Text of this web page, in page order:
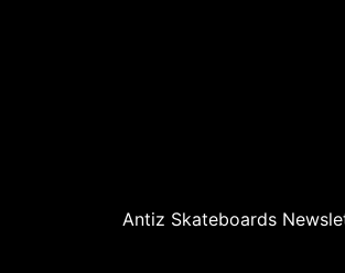
Antiz Skateboards